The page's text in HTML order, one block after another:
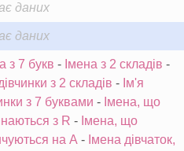
даних
даних
з 7 букв - Імена з 2 складів -
з 2 складів - Ім'я
з 7 буквами - Імена, що
з R - Імена, що
на A - Імена дівчаток,